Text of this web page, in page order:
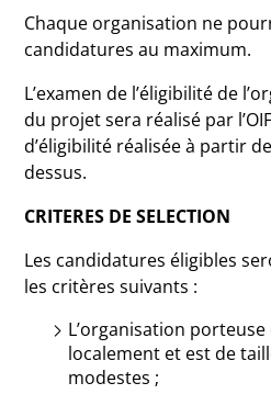
Chaque organisation ne
candidatures au maximum.
L’examen de l’éligibilité de
du projet sera réalisé par
d’éligibilité réalisée à partir
dessus.
CRITERES DE SELECTION
Les candidatures éligibles
les critères suivants :
L’organisation
localement et est de
modestes ;